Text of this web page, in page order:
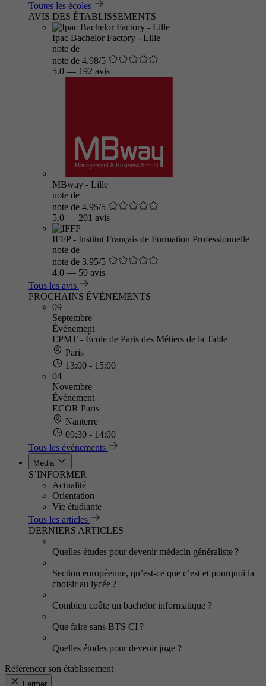
Toutes les écoles
AVIS DES ÉTABLISSEMENTS
Ipac Bachelor Factory - Lille
note de
note de 4.98/5
5.0 — 192 avis
MBway - Lille
note de
note de 4.95/5
5.0 — 201 avis
IFFP - Institut Français de Formation Professionnelle
note de
note de 3.95/5
4.0 — 59 avis
Tous les avis
PROCHAINS ÉVÈNEMENTS
09
Septembre
Événement
EPMT - École de Paris des Métiers de la Table
Paris
13:00 - 15:00
04
Novembre
Événement
ECOR Paris
Nanterre
09:30 - 14:00
Tous les événements
Média
S’INFORMER
Actualité
Orientation
Vie étudiante
Tous les articles
DERNIERS ARTICLES
Quelles études pour devenir médecin généraliste ?
Section européenne, qu’est-ce que c’est et pourquoi la
choisir au lycée ?
Combien coûte un bachelor informatique ?
Que faire sans BTS CI ?
Quelles études pour devenir juge ?
Référencer son établissement
Fermer